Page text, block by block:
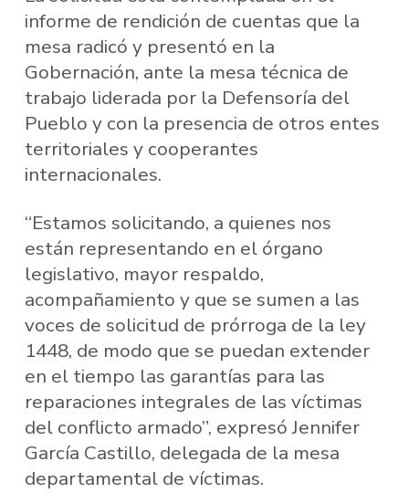
informe de rendición de cuentas que la
mesa radicó y presentó en la
Gobernación, ante la mesa técnica de
trabajo liderada por la Defensoría del
Pueblo y con la presencia de otros entes
territoriales y cooperantes
internacionales.
“Estamos solicitando, a quienes nos
están representando en el órgano
legislativo, mayor respaldo,
acompañamiento y que se sumen a las
voces de solicitud de prórroga de la ley
1448, de modo que se puedan extender
en el tiempo las garantías para las
reparaciones integrales de las víctimas
del conflicto armado”, expresó Jennifer
García Castillo, delegada de la mesa
departamental de víctimas.